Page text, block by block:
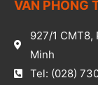
VĂN PHÒNG
927/1 CMT8,
Minh​
Tel: (028)